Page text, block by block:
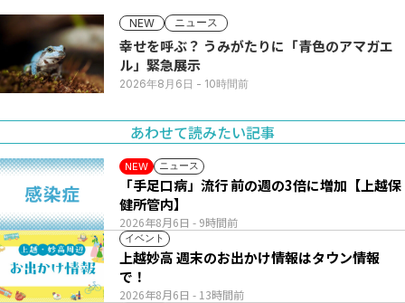
NEW ニュース
幸せを呼ぶ？ うみがたりに「青色のアマガエ
ル」緊急展示
2026年8月6日 - 10時間前
あわせて読みたい記事
NEW ニュース
2026年8月6日 - 9時間前
「手足口病」流行 前の週の3倍に増加【上越保
健所管内】
イベント
2026年8月6日 - 13時間前
上越妙高 週末のお出かけ情報はタウン情報
で！